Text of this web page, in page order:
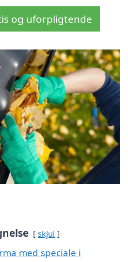
og uforpligtende
skjul
med speciale i